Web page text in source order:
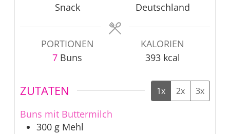
Snack
Deutschland
PORTIONEN
7 Buns
KALORIEN
393 kcal
ZUTATEN 1x 2x 3x
Buns mit Buttermilch
300 g Mehl